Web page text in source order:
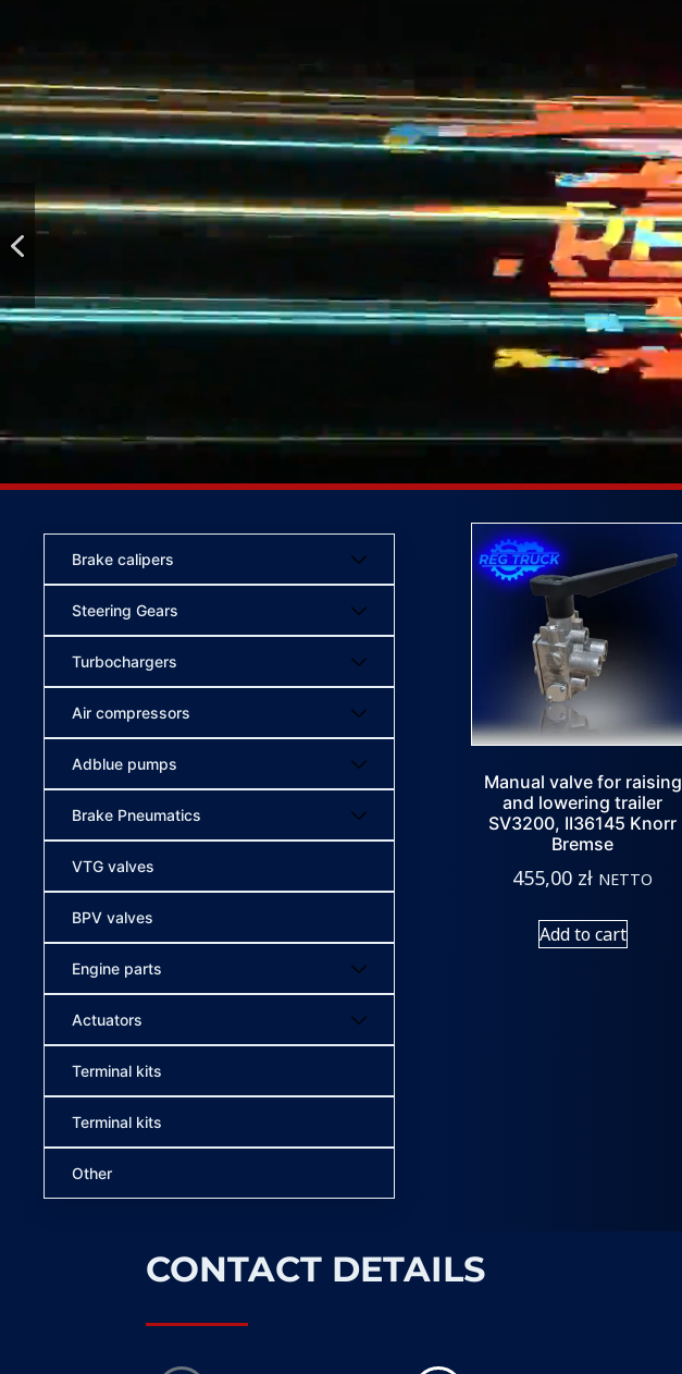
Brake calipers
Steering Gears
Turbochargers
Air compressors
Adblue pumps
Brake Pneumatics
VTG valves
BPV valves
Engine parts
Actuators
Terminal kits
Terminal kits
Other
Manual valve for raising
and lowering trailer
SV3200, II36145 Knorr
Bremse
455,00 zł NETTO
Add to cart
CONTACT DETAILS